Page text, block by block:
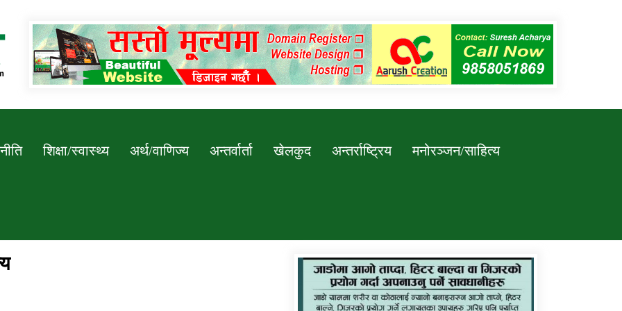
Newssarokar
शिक्षा/स्वास्थ्य अर्थ/वाणिज्य अन्तर्वार्ता खेलकुद अन्तर्राष्ट्रिय मनोरञ्जन/साहित्य
कर्णाली प्रविधि शिक्षालय जुम्लाको सुचना